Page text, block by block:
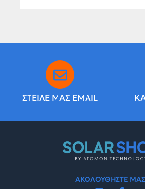
ΣΤΕΙΛΕ ΜΑΣ EMAIL
ΑΚΟΛΟΥΘΗΣΤΕ ΜΑΣ